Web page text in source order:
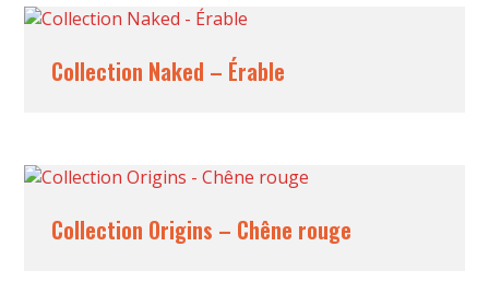
Collection Naked – Érable
Collection Origins – Chêne rouge